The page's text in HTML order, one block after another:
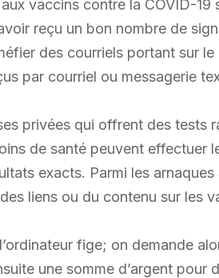
vaccins contre la COVID-
reçu un bon nombre de
des courriels portant sur
par courriel ou messagerie
privées qui offrent des tests
de santé peuvent effectuer
exacts. Parmi les arnaques
liens ou du contenu sur les
fige; on demande
une somme d’argent pour